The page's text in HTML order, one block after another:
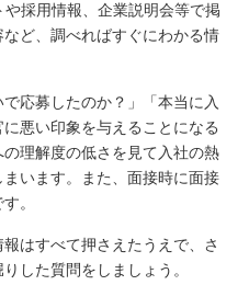
採用情報、企業説明会等で掲
ど、調べればすぐにわかる情
応募したのか？」「本当に入
悪い印象を与えることになる
理解度の低さを見て入社の熱
います。また、面接時に面接
。
はすべて押さえたうえで、さ
した質問をしましょう。